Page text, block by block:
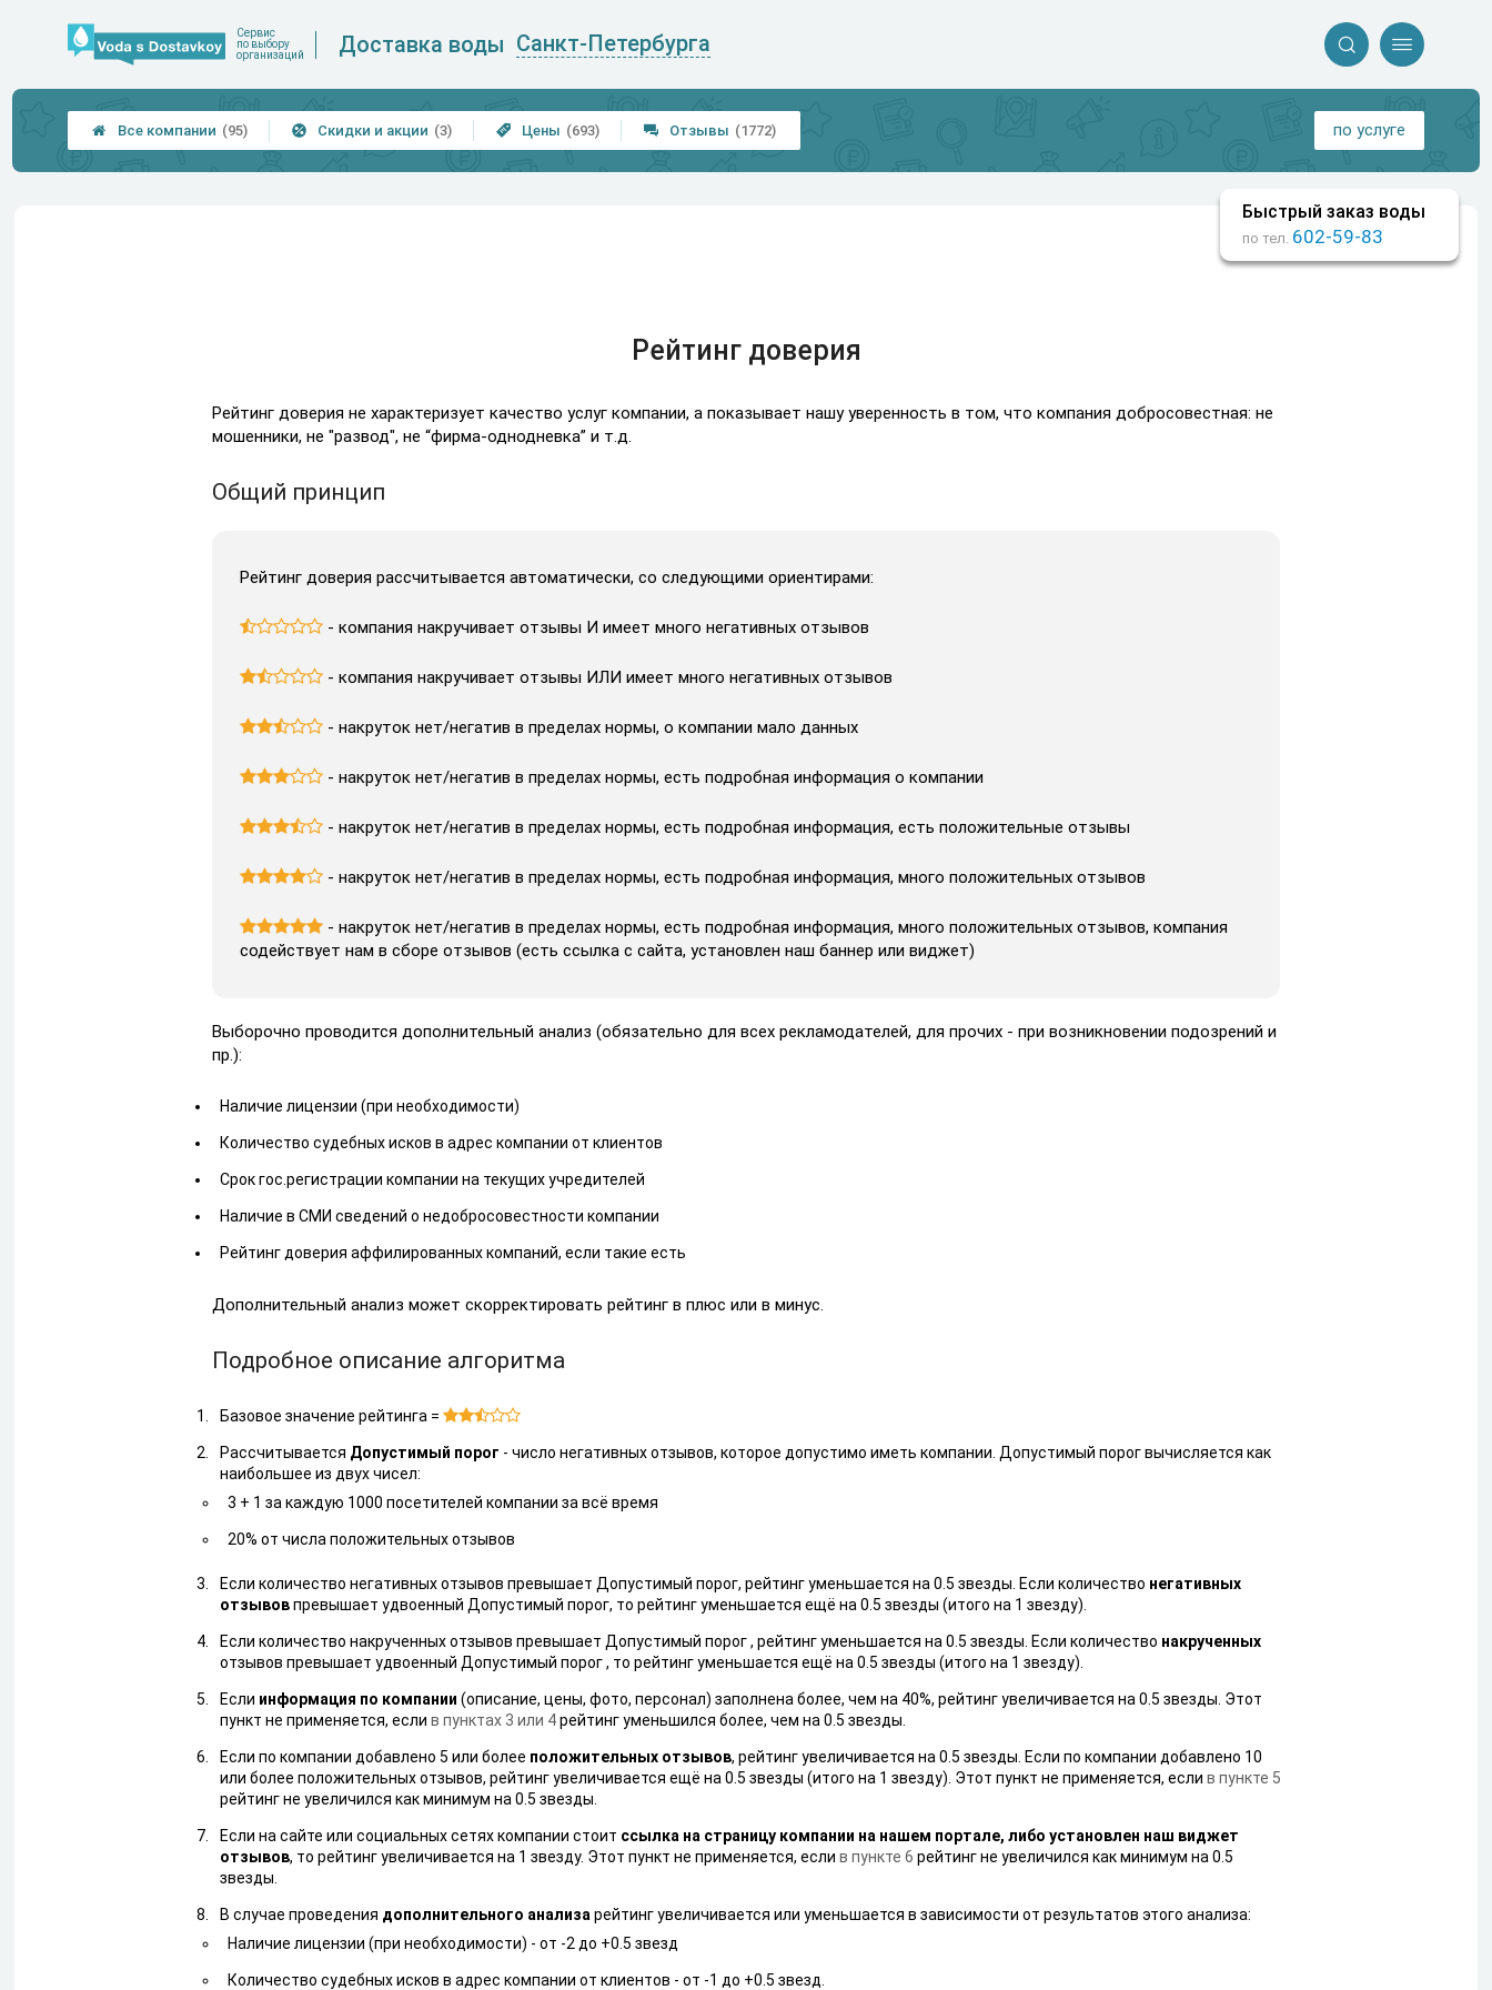
Сервис
по выбору
организаций
Доставка воды Санкт-Петербурга  
 Отзывы (1772)
 Цены (693)
 Скидки и акции (3)
 Все компании (95) по услуге
Быстрый заказ воды
по тел. 602-59-83
Рейтинг доверия
Рейтинг доверия не характеризует качество услуг компании, а показывает нашу уверенность в том, что компания добросовестная: не
мошенники, не "развод", не “фирма-однодневка” и т.д.
Общий принцип
Рейтинг доверия рассчитывается автоматически, со следующими ориентирами:
 - компания накручивает отзывы И имеет много негативных отзывов
 - компания накручивает отзывы ИЛИ имеет много негативных отзывов
 - накруток нет/негатив в пределах нормы, о компании мало данных
 - накруток нет/негатив в пределах нормы, есть подробная информация о компании
 - накруток нет/негатив в пределах нормы, есть подробная информация, есть положительные отзывы
 - накруток нет/негатив в пределах нормы, есть подробная информация, много положительных отзывов
 - накруток нет/негатив в пределах нормы, есть подробная информация, много положительных отзывов, компания
содействует нам в сборе отзывов (есть ссылка с сайта, установлен наш баннер или виджет)
Выборочно проводится дополнительный анализ (обязательно для всех рекламодателей, для прочих - при возникновении подозрений и
пр.):
Наличие лицензии (при необходимости)
Количество судебных исков в адрес компании от клиентов
Срок гос.регистрации компании на текущих учредителей
Наличие в СМИ сведений о недобросовестности компании
Рейтинг доверия аффилированных компаний, если такие есть
Дополнительный анализ может скорректировать рейтинг в плюс или в минус.
Подробное описание алгоритма
Базовое значение рейтинга = 
Рассчитывается Допустимый порог - число негативных отзывов, которое допустимо иметь компании. Допустимый порог вычисляется как
наибольшее из двух чисел:
3 + 1 за каждую 1000 посетителей компании за всё время
20% от числа положительных отзывов
Если количество негативных отзывов превышает Допустимый порог, рейтинг уменьшается на 0.5 звезды. Если количество негативных
отзывовпревышает удвоенный Допустимый порог, то рейтинг уменьшается ещё на 0.5 звезды (итого на 1 звезду).
Если количество накрученных отзывов превышает Допустимый порог , рейтинг уменьшается на 0.5 звезды. Если количество накрученных
отзывов превышает удвоенный Допустимый порог , то рейтинг уменьшается ещё на 0.5 звезды (итого на 1 звезду).
Если информация по компании (описание, цены, фото, персонал) заполнена более, чем на 40%, рейтинг увеличивается на 0.5 звезды. Этот
пункт не применяется, если в пунктах 3 или 4рейтинг уменьшился более, чем на 0.5 звезды.
Если по компании добавлено 5 или более положительных отзывов, рейтинг увеличивается на 0.5 звезды. Если по компании добавлено 10
или более положительных отзывов, рейтинг увеличивается ещё на 0.5 звезды (итого на 1 звезду). Этот пункт не применяется, если в пункте 5
рейтинг не увеличился как минимум на 0.5 звезды.
Если на сайте или социальных сетях компании стоит ссылка на страницу компании на нашем портале, либо установлен наш виджет
отзывов, то рейтинг увеличивается на 1 звезду. Этот пункт не применяется, если в пункте 6 рейтинг не увеличился как минимум на 0.5
звезды.
В случае проведения дополнительного анализарейтинг увеличивается или уменьшается в зависимости от результатов этого анализа:
Наличие лицензии (при необходимости) - от -2 до +0.5 звезд
Количество судебных исков в адрес компании от клиентов - от -1 до +0.5 звезд.